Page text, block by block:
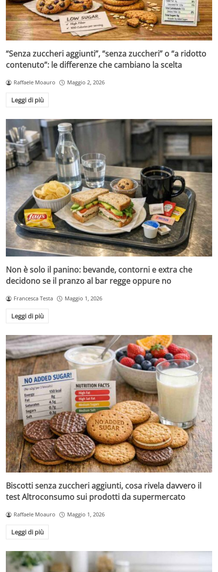
“Senza zuccheri aggiunti”, “senza zuccheri” o “a ridotto
contenuto”: le differenze che cambiano la scelta
Raffaele Moauro Maggio 2, 2026
Leggi di più
Non è solo il panino: bevande, contorni e extra che
decidono se il pranzo al bar regge oppure no
Francesca Testa Maggio 1, 2026
Leggi di più
Biscotti senza zuccheri aggiunti, cosa rivela davvero il
test Altroconsumo sui prodotti da supermercato
Raffaele Moauro Maggio 1, 2026
Leggi di più